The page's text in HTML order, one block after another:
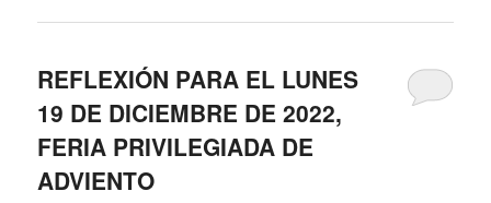
REFLEXIÓN PARA EL LUNES
19 DE DICIEMBRE DE 2022,
FERIA PRIVILEGIADA DE
ADVIENTO